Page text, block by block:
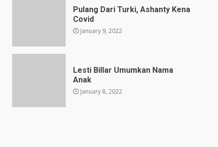
Pulang Dari Turki, Ashanty Kena
Covid
January 9, 2022
Lesti Billar Umumkan Nama
Anak
January 8, 2022